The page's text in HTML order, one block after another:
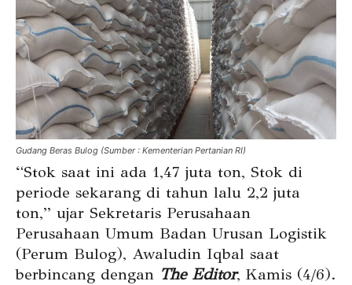
Gudang Beras Bulog (Sumber : Kementerian Pertanian RI)
“Stok saat ini ada 1,47 juta ton, Stok di
periode sekarang di tahun lalu 2,2 juta
ton,” ujar Sekretaris Perusahaan
Perusahaan Umum Badan Urusan Logistik
(Perum Bulog), Awaludin Iqbal saat
berbincang dengan The Editor, Kamis (4/6).